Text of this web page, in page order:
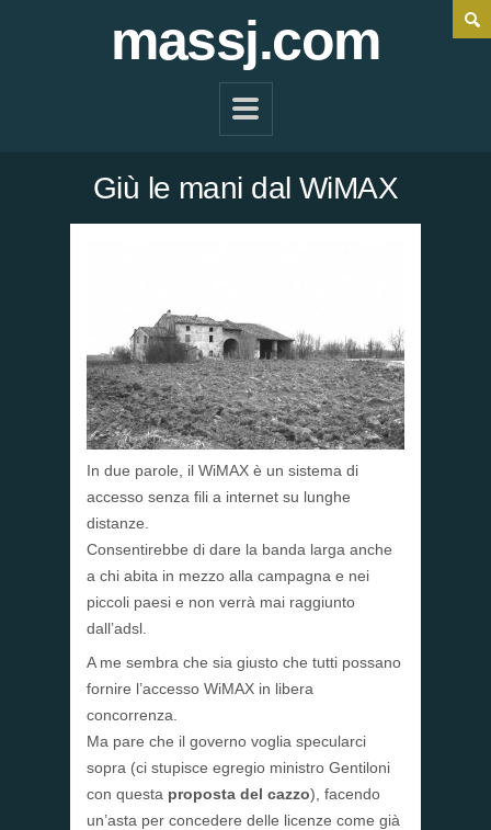
massj.com
Giù le mani dal WiMAX
In due parole, il WiMAX è un sistema di
accesso senza fili a internet su lunghe
distanze.
Consentirebbe di dare la banda larga anche
a chi abita in mezzo alla campagna e nei
piccoli paesi e non verrà mai raggiunto
dall’adsl.
A me sembra che sia giusto che tutti possano
fornire l’accesso WiMAX in libera
concorrenza.
Ma pare che il governo voglia specularci
sopra (ci stupisce egregio ministro Gentiloni
con questa proposta del cazzo), facendo
un’asta per concedere delle licenze come già